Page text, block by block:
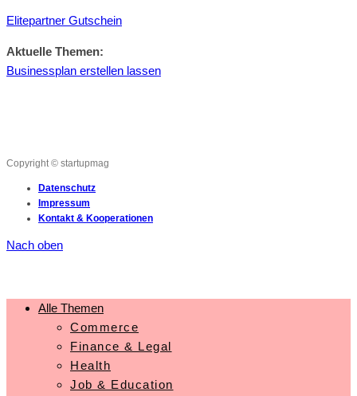
Elitepartner Gutschein
Aktuelle Themen:
Businessplan erstellen lassen
Copyright © startupmag
Datenschutz
Impressum
Kontakt & Kooperationen
Nach oben
Alle Themen
Commerce
Finance & Legal
Health
Job & Education